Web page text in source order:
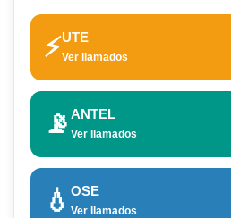
⚡UTE
Ver llamados
📡 ANTEL
Ver llamados
💧 OSE
Ver llamados